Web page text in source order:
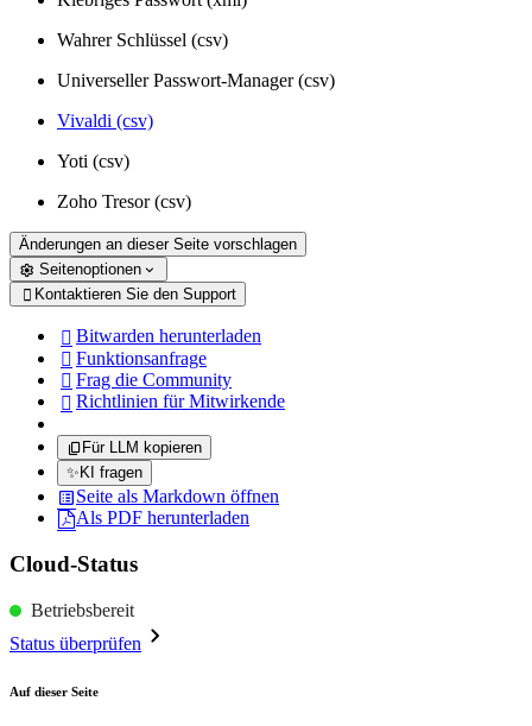
Wahrer Schlüssel (csv)
Universeller Passwort-Manager (csv)
Vivaldi (csv)
Yoti (csv)
Zoho Tresor (csv)
Änderungen an dieser Seite vorschlagen
Seitenoptionen
 Kontaktieren Sie den Support
 Bitwarden herunterladen
 Funktionsanfrage
 Frag die Community
 Richtlinien für Mitwirkende
Für LLM kopieren
✨KI fragen
Seite als Markdown öffnen
Als PDF herunterladen
Cloud-Status
Betriebsbereit
Status überprüfen
Auf dieser Seite